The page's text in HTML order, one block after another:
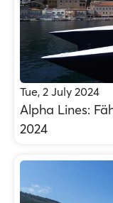
Tue, 2 July 2024
Alpha Lines:
2024